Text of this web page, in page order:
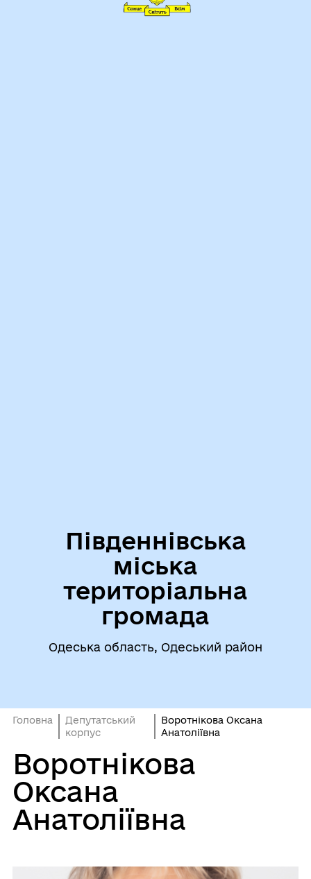
Південнівська
міська
територіальна
громада
Одеська область, Одеський район
Головна
Депутатський
корпус
Воротнікова Оксана
Анатоліївна
Воротнікова
Оксана
Анатоліївна